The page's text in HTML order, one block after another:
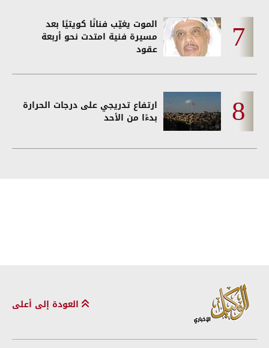
الموت يغيّب فنانًا كويتيًا بعد
مسيرة فنية امتدت نحو أربعة
عقود
ارتفاع تدريجي على درجات الحرارة
بدءًا من الأحد
العودة إلى أعلى